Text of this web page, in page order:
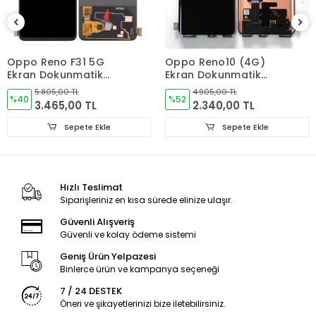
AYNI GÜN kargoya verilir.
Pazar ve resmi tatillerde verdiğiniz siparişler bir sonraki iş
ÜRÜN GÖNDERİMİ
Ürünler paketleme aşamasında kontrol edilmektedir.
Tüm ürünler ambalajında sert kutuda kargo şartlarına
Kullanıcıdan kaynaklanan sorunlar garanti kapsamı
dışındadır!
İADE VE DEĞİŞİM KURALLARI
LCD Ekran, Kasa, Kapak, Bataryalar ve diğer aldığınız iç
Aldığınız ürünleri montaj yapmadan vida takmadan ilk etapta
Oppo Reno F31 5G
Ekran Dokunmatik
Cam ORJINAL
%40
5.805,00 TL
3.465,00 TL
Sepete Ekle
Oppo Reno10 (4G)
Ekran Dokunmatik
Cam ORJINAL
%52
4.905,00 TL
2.340,00 TL
Sepete Ekle
Hızlı Teslimat
Siparişleriniz en kısa sürede elinize ulaşır.
Güvenli Alışveriş
Güvenli ve kolay ödeme sistemi
Geniş Ürün Yelpazesi
Binlerce ürün ve kampanya seçeneği
7 / 24 DESTEK
Öneri ve şikayetlerinizi bize iletebilirsiniz.